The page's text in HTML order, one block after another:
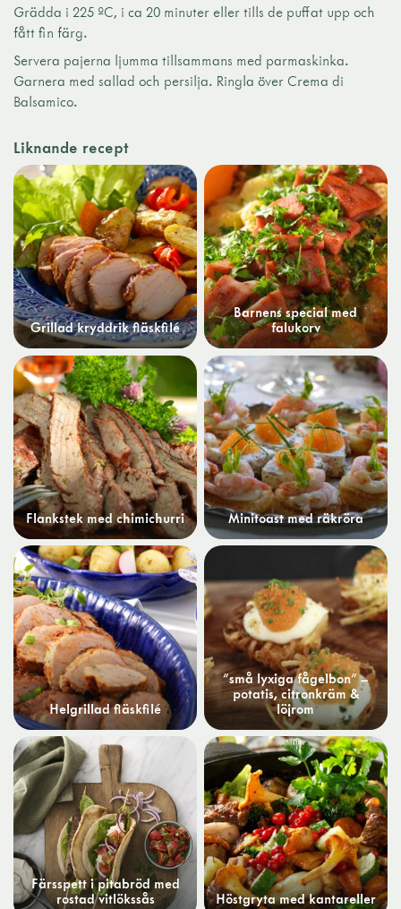
Grädda i 225 ºC, i ca 20 minuter eller tills de puffat upp och
fått fin färg.
Servera pajerna ljumma tillsammans med parmaskinka.
Garnera med sallad och persilja. Ringla över Crema di
Balsamico.
Liknande recept
Grillad kryddrik fläskfilé
Barnens special med
falukorv
Flankstek med chimichurri Minitoast med räkröra
Helgrillad fläskfilé
”små lyxiga fågelbon” –
potatis, citronkräm &
löjrom
Färsspett i pitabröd med
rostad vitlökssås
Höstgryta med kantareller